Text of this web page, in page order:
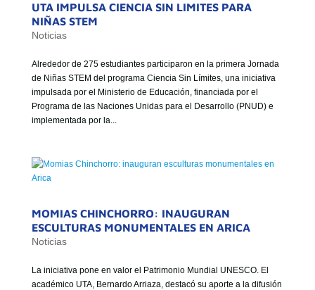
MISIÓN
VISIÓN
GOBIERNO CORPORATIVO
UTA IMPULSA CIENCIA SIN LIMITES PARA
NIÑAS STEM
Noticias
Alrededor de 275 estudiantes participaron en la primera Jornada
de Niñas STEM del programa Ciencia Sin Límites, una iniciativa
impulsada por el Ministerio de Educación, financiada por el
Programa de las Naciones Unidas para el Desarrollo (PNUD) e
implementada por la...
MOMIAS CHINCHORRO: INAUGURAN
ESCULTURAS MONUMENTALES EN ARICA
Noticias
La iniciativa pone en valor el Patrimonio Mundial UNESCO. El
académico UTA, Bernardo Arriaza, destacó su aporte a la difusión